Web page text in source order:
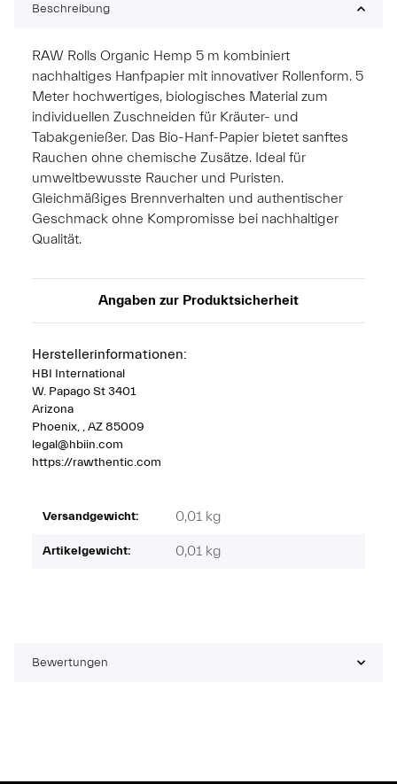
Beschreibung
RAW Rolls Organic Hemp 5 m kombiniert
nachhaltiges Hanfpapier mit innovativer Rollenform. 5
Meter hochwertiges, biologisches Material zum
individuellen Zuschneiden für Kräuter- und
Tabakgenießer. Das Bio-Hanf-Papier bietet sanftes
Rauchen ohne chemische Zusätze. Ideal für
umweltbewusste Raucher und Puristen.
Gleichmäßiges Brennverhalten und authentischer
Geschmack ohne Kompromisse bei nachhaltiger
Qualität.
Angaben zur Produktsicherheit
Herstellerinformationen:
HBI International
W. Papago St 3401
Arizona
Phoenix, , AZ 85009
legal@hbiin.com
https://rawthentic.com
Versandgewicht: 0,01 kg
Artikelgewicht: 0,01 kg
Bewertungen